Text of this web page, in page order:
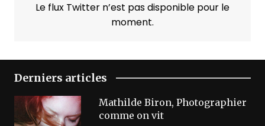
Le flux Twitter n’est pas disponible pour le
moment.
Derniers articles
Mathilde Biron, Photographier
comme on vit